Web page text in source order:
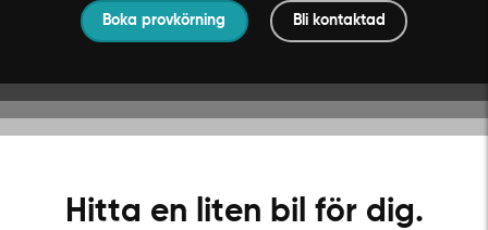
Boka provkörning Bli kontaktad
Hitta en liten bil för dig.